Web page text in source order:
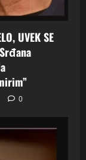
UVEK SE
0